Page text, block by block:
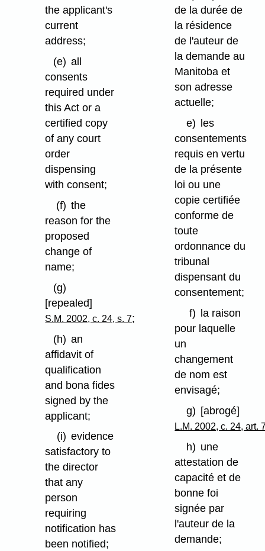
the applicant's
current
address;
(e) all
consents
required under
this Act or a
certified copy
of any court
order
dispensing
with consent;
(f) the
reason for the
proposed
change of
name;
(g)
[repealed]
S.M. 2002, c. 24, s. 7;
(h) an
affidavit of
qualification
and bona fides
signed by the
applicant;
(i) evidence
satisfactory to
the director
that any
person
requiring
notification has
been notified;
de la durée de
la résidence
de l'auteur de
la demande au
Manitoba et
son adresse
actuelle;
e)
les
consentements
requis en vertu
de la présente
loi ou une
copie certifiée
conforme de
toute
ordonnance du
tribunal
dispensant du
consentement;
f)
la raison
pour laquelle
un
changement
de nom est
envisagé;
g) [abrogé]
L.M. 2002, c. 24, art.
h) une
attestation de
capacité et de
bonne foi
signée par
l'auteur de la
demande;